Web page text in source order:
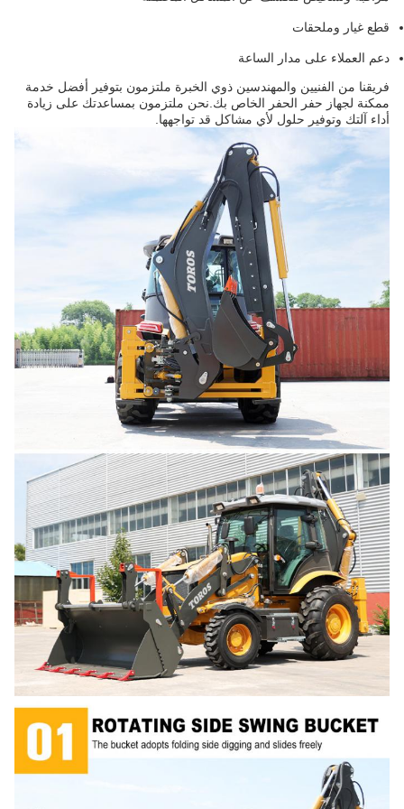
قطع غيار وملحقات
دعم العملاء على مدار الساعة
فريقنا من الفنيين والمهندسين ذوي الخبرة ملتزمون بتوفير أفضل خدمة
ممكنة لجهاز حفر الحفر الخاص بك.نحن ملتزمون بمساعدتك على زيادة
أداء آلتك وتوفير حلول لأي مشاكل قد تواجهها.